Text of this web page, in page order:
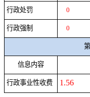
行政处罚 0
行政强制 0
信息内容
行政事业性收费 1.56